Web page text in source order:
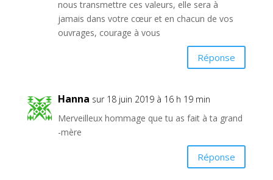
nous transmettre ces valeurs, elle sera à
jamais dans votre cœur et en chacun de vos
ouvrages, courage à vous
Réponse
Hanna sur 18 juin 2019 à 16 h 19 min
Merveilleux hommage que tu as fait à ta grand
-mère
Réponse